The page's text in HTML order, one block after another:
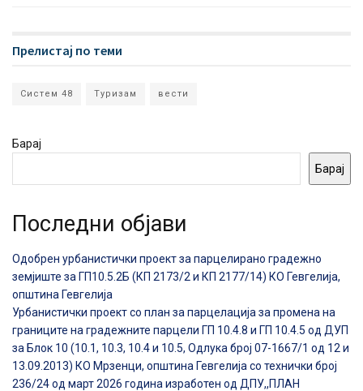
Прелистај по теми
Систем 48 Туризам вести
Барај
Барај
Последни објави
Одобрен урбанистички проект за парцелирано градежно
земјиште за ГП10.5.2Б (КП 2173/2 и КП 2177/14) КО Гевгелија,
општина Гевгелија
Урбанистички проект со план за парцелација за промена на
границите на градежните парцели ГП 10.4.8 и ГП 10.4.5 од ДУП
за Блок 10 (10.1, 10.3, 10.4 и 10.5, Одлука број 07-1667/1 од 12 и
13.09.2013) КО Мрзенци, општина Гевгелија со технички број
236/24 од март 2026 година изработен од ДПУ,,ПЛАН